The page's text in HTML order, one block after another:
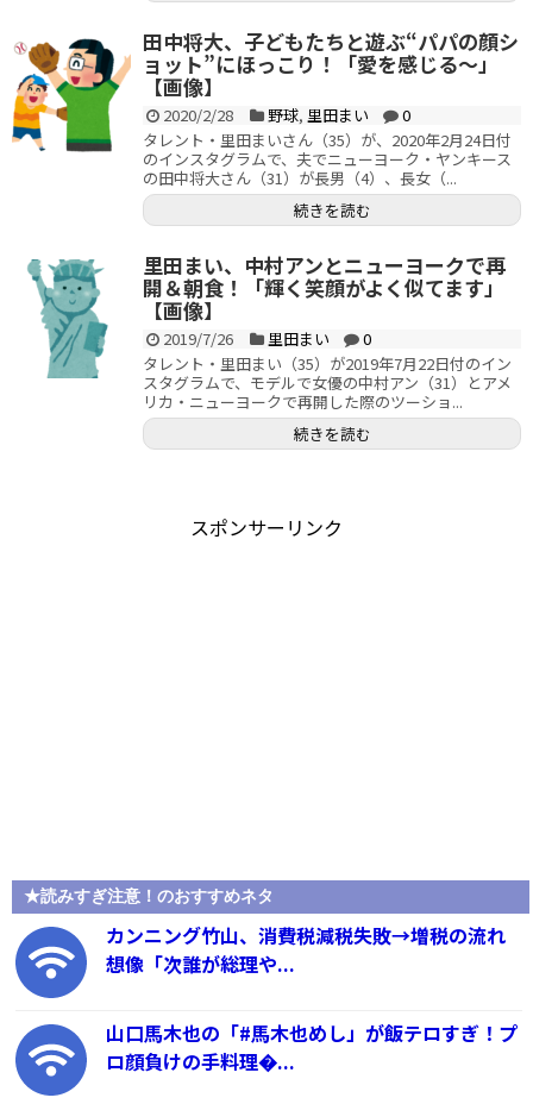
田中将大、子どもたちと遊ぶ“パパの顔シ
ョット”にほっこり！「愛を感じる～」
【画像】
2020/2/28 野球, 里田まい
0
タレント・里田まいさん（35）が、2020年2月24日付
のインスタグラムで、夫でニューヨーク・ヤンキース
の田中将大さん（31）が長男（4）、長女（...
続きを読む
里田まい、中村アンとニューヨークで再
開＆朝食！「輝く笑顔がよく似てます」
【画像】
2019/7/26 里田まい
0
タレント・里田まい（35）が2019年7月22日付のイン
スタグラムで、モデルで女優の中村アン（31）とアメ
リカ・ニューヨークで再開した際のツーショ...
続きを読む
スポンサーリンク
★読みすぎ注意！のおすすめネタ
カンニング竹山、消費税減税失敗→増税の流れ
想像「次誰が総理や...
山口馬木也の「#馬木也めし」が飯テロすぎ！プ
ロ顔負けの手料理�...